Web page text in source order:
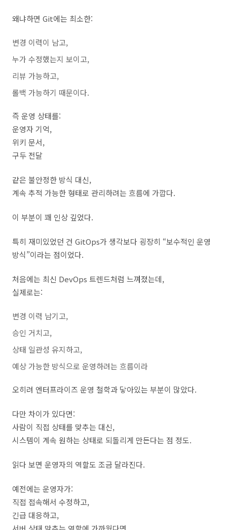
왜냐하면 Git에는 최소한:
변경 이력이 남고,
누가 수정했는지 보이고,
리뷰 가능하고,
롤백 가능하기 때문이다.
즉 운영 상태를:
운영자 기억,
위키 문서,
구두 전달
같은 불안정한 방식 대신,
계속 추적 가능한 형태로 관리하려는 흐름에 가깝다.
이 부분이 꽤 인상 깊었다.
특히 재미있었던 건 GitOps가 생각보다 굉장히 “보수적인 운영
방식”이라는 점이었다.
처음에는 최신 DevOps 트렌드처럼 느껴졌는데,
실제로는:
변경 이력 남기고,
승인 거치고,
상태 일관성 유지하고,
예상 가능한 방식으로 운영하려는 흐름이라
오히려 엔터프라이즈 운영 철학과 닿아있는 부분이 많았다.
다만 차이가 있다면:
사람이 직접 상태를 맞추는 대신,
시스템이 계속 원하는 상태로 되돌리게 만든다는 점 정도.
읽다 보면 운영자의 역할도 조금 달라진다.
예전에는 운영자가:
직접 접속해서 수정하고,
긴급 대응하고,